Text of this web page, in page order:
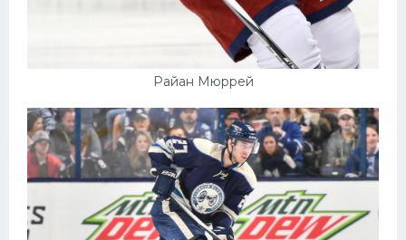
Райан Мюррей